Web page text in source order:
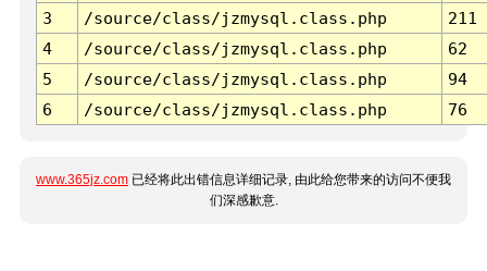
3 /source/class/jzmysql.class.php
211
4
/source/class/jzmysql.class.php
62
5
/source/class/jzmysql.class.php
94
6
/source/class/jzmysql.class.php 76
www.365jz.com 已经将此出错信息详细记录, 由此给您带来的访问不便我
们深感歉意.